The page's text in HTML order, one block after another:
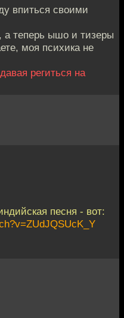
впиться своими
а теперь ышо и тизеры
моя психика не
региться на
песня - вот: